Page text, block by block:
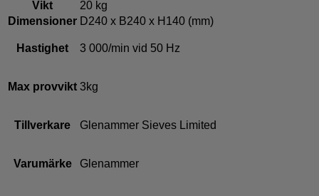
Vikt
20 kg
Dimensioner D240 x B240 x H140 (mm)
Hastighet 3 000/min vid 50 Hz
Max provvikt 3kg
Tillverkare Glenammer Sieves Limited
Varumärke Glenammer